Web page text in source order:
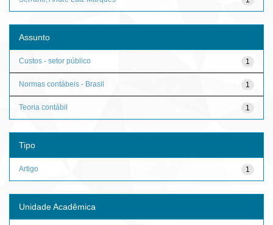
Assunto
1
Custos - setor público
1
Normas contábeis - Brasil
1
Teoria contábil
Tipo
1
Artigo
Unidade Acadêmica